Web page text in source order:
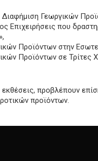
Γεωργικών
που
Προϊόντων στην
Προϊόντων σε Τρίτες
προβλέπουν
προϊόντων.